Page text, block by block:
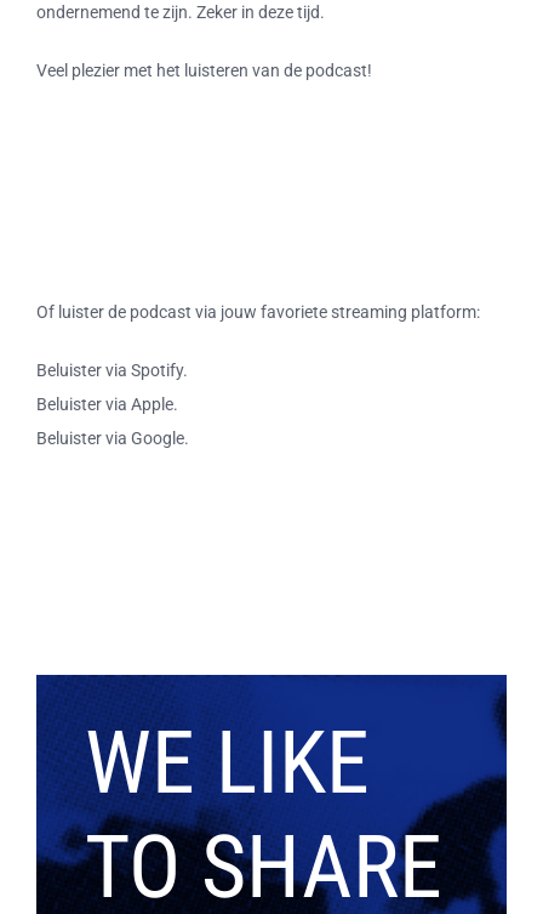
ondernemend te zijn. Zeker in deze tijd.
Veel plezier met het luisteren van de podcast!
Of luister de podcast via jouw favoriete streaming platform:
Beluister via Spotify.
Beluister via Apple.
Beluister via Google.
WE LIKE
TO SHARE